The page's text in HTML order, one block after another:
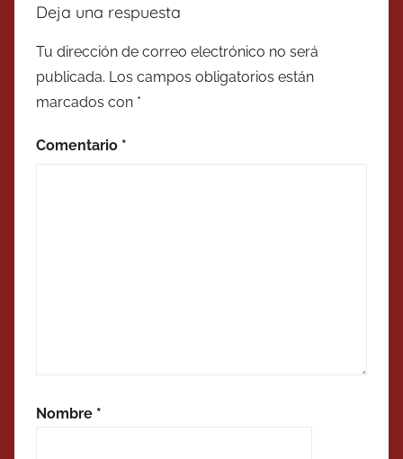
Deja una respuesta
Tu dirección de correo electrónico no será
publicada. Los campos obligatorios están
marcados con *
Comentario *
Nombre *